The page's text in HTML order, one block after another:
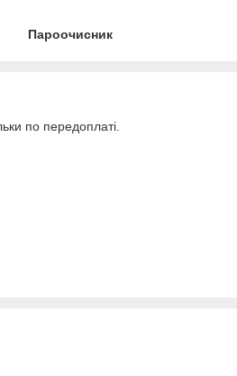
Пароочисник
по передоплаті.